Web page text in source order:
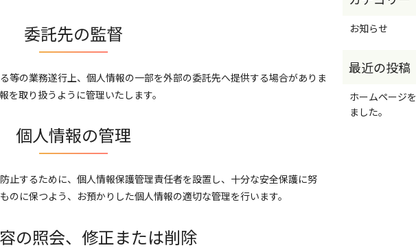
委託先の監督
等の業務遂行上、個人情報の一部を外部の委託先へ提供する場合がありま
取り扱うように管理いたします。
個人情報の管理
止するために、個人情報保護管理責任者を設置し、十分な安全保護に努
のに保つよう、お預かりした個人情報の適切な管理を行います。
の照会、修正または削除
お知らせ
ホームページ
ました。